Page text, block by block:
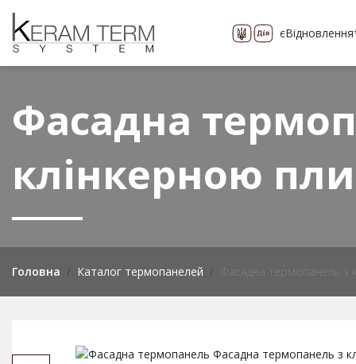
єВідновлення
Про компанію Каталог понад 400 видів
Фасадна
клінкерною
Головна Каталог термопанелей Фасадна термопанель з